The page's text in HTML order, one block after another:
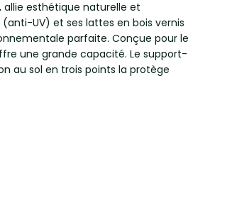
allie esthétique naturelle et
UV) et ses lattes en bois vernis
parfaite. Conçue pour le
une grande capacité. Le support-
au sol en trois points la protège